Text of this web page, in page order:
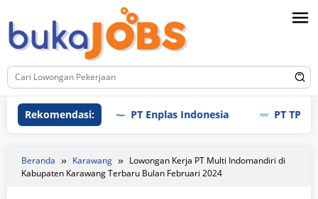
ke
konten
Rekomendasi: PT Enplas Indonesia PT TPI
Beranda Karawang
Lowongan Kerja PT Multi Indomandiri di
Kabupaten Karawang Terbaru Bulan Februari 2024